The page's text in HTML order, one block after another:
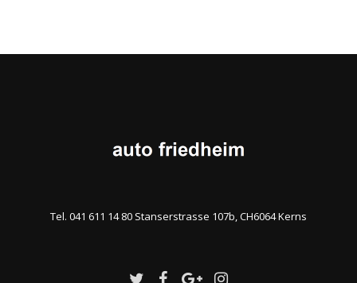
Tel. 041 611 14 80 Stanserstrasse 107b, CH6064 Kerns